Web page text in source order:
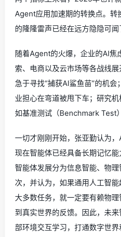
Agent应用加速期的转换点。转
的隆隆雷声已经在远方隐隐可闻
随着Agent的火爆，企业的AI焦
索、电商以及云市场等各战线
急于寻找“捕获AI鲨鱼苗”的机
业担心在弯道被甩下车；研究
如基准测试（Benchmark Test
一切才刚刚开始，张亚勤认为
现在智能体已经具备长期记忆
智能体发展分为信息智能、物
次，并认为，如果通用人工智
大多数任务，就一定要有赖物
到真实世界的反馈。因此，未
部环境交互学习，打通数字世